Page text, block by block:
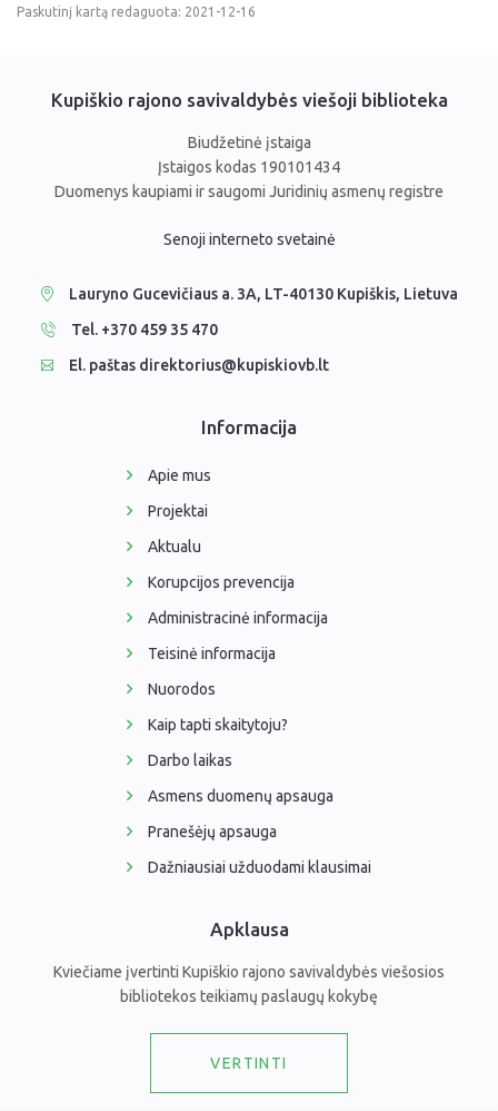
Paskutinį kartą redaguota: 2021-12-16
Kupiškio rajono savivaldybės viešoji biblioteka
Biudžetinė įstaiga
Įstaigos kodas 190101434
Duomenys kaupiami ir saugomi Juridinių asmenų registre
Senoji interneto svetainė
Lauryno Gucevičiaus a. 3A, LT-40130 Kupiškis, Lietuva
Tel. +370 459 35 470
El. paštas direktorius@kupiskiovb.lt
Informacija
Apie mus
Projektai
Aktualu
Korupcijos prevencija
Administracinė informacija
Teisinė informacija
Nuorodos
Kaip tapti skaitytoju?
Darbo laikas
Asmens duomenų apsauga
Pranešėjų apsauga
Dažniausiai užduodami klausimai
Apklausa
Kviečiame įvertinti Kupiškio rajono savivaldybės viešosios
bibliotekos teikiamų paslaugų kokybę
VERTINTI